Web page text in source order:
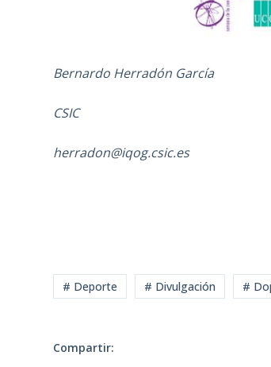
Bernardo Herradón García
CSIC
herradon@iqog.csic.es
# Deporte # Divulgación #
Compartir: